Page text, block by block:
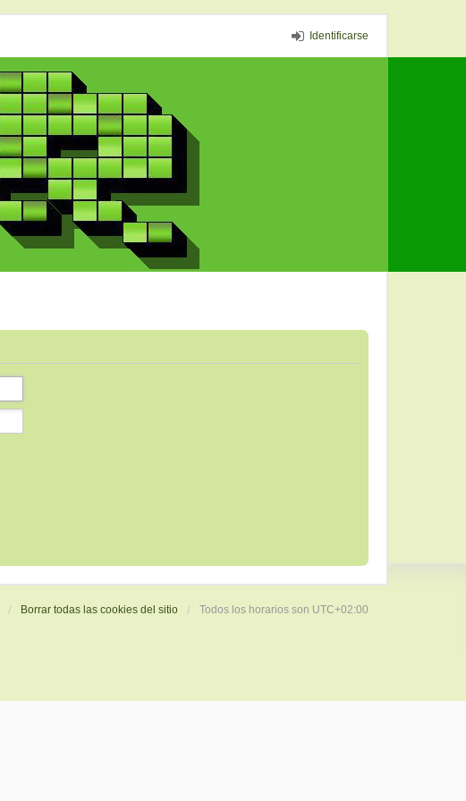
Identificarse
Borrar todas las cookies del sitio Todos los horarios son UTC+02:00